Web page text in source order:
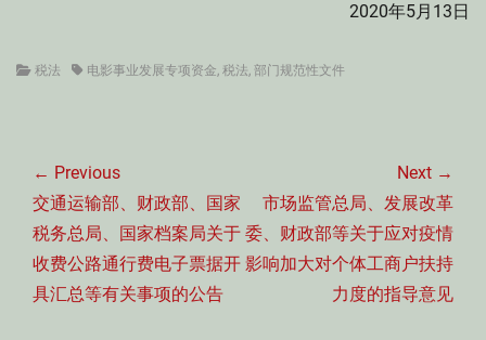
2020年5月13日
Categories
税法 Tags电影事业发展专项资金, 税法, 部门规范性文件
章
导
航
← Previous
Previous
post:
交通运输部、财政部、国家
税务总局、国家档案局关于
收费公路通行费电子票据开
具汇总等有关事项的公告
Next →
Next
post:
市场监管总局、发展改革
委、财政部等关于应对疫情
影响加大对个体工商户扶持
力度的指导意见